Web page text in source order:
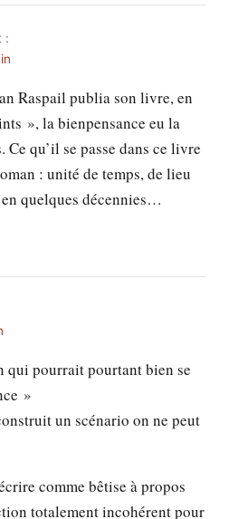
:
Raspail publia son livre, en
», la bienpensance eu la
Ce qu’il se passe dans ce livre
: unité de temps, de lieu
quelques décennies…
qui pourrait pourtant bien se
»
un scénario on ne peut
comme bêtise à propos
totalement incohérent pour